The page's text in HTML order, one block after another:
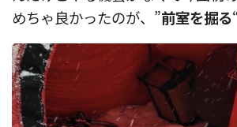
めちゃ良かったのが、”前室を掘る